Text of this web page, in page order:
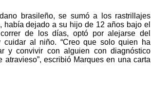
brasileño, se sumó a los rastrillajes
dejado a su hijo de 12 años bajo el
de los días, optó por alejarse del
al niño. “Creo que solo quien ha
y convivir con alguien con diagnóstico
escribió Marques en una carta